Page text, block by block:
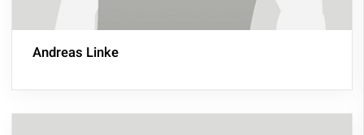
Andreas Linke